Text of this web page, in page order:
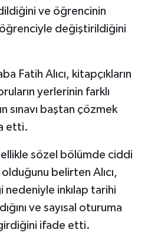
ve öğrencinin
öğrenciyle değiştirildiğini
Fatih Alıcı, kitapçıkların
yerlerinin farklı
sınavı baştan çözmek
etti.
sözel bölümde ciddi
belirten Alıcı,
nedeniyle inkılap tarihi
ve sayısal oturuma
ifade etti.